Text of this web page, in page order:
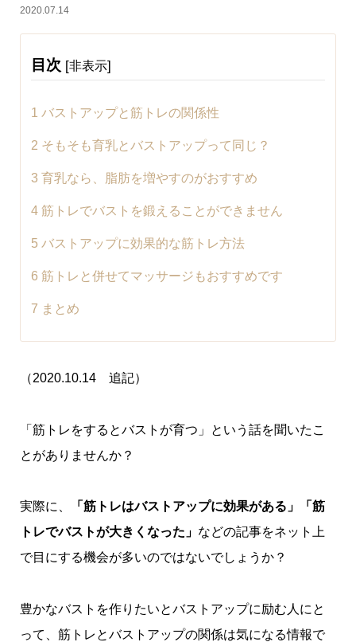
2020.07.14
目次 [非表示]
1 バストアップと筋トレの関係性
2 そもそも育乳とバストアップって同じ？
3 育乳なら、脂肪を増やすのがおすすめ
4 筋トレでバストを鍛えることができません
5 バストアップに効果的な筋トレ方法
6 筋トレと併せてマッサージもおすすめです
7 まとめ
（2020.10.14 追記）
「筋トレをするとバストが育つ」という話を聞いたこ
とがありませんか？
実際に、 「筋トレはバストアップに効果がある」
「筋
トレでバストが大きくなった」 などの記事をネット上
で目にする機会が多いのではないでしょうか？
豊かなバストを作りたいとバストアップに励む人にと
って、筋トレとバストアップの関係は気になる情報で